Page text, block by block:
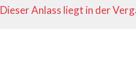
Dieser Anlass liegt in der